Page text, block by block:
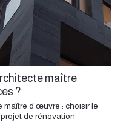
maître
?
en VEFA, transformer une boutique ou concevoir un restaurant relèvent pleinement de son domaine. Il intervient lorsque l’enjeu principal concerne l’usage, le confort, la cohérence intérieure et l’identité du lieu. Son regard permet de dépasser la simple addition de choix décoratifs. Il construit un projet dans son ensemble : organisation des volumes, circulation, lumière, mobilier, matières, ambiance, détails et accompagnement des décisions. Les étapes d’un projet d’architecture intérieure permettent de comprendre quand interviennent la conception, la consultation des entreprises et l’accompagnement du chantier. Cette approche donne une vraie continuité entre la conception et le quotidien. Quand choisir un architecte maître d’œuvre ? L’architecte maître d’œuvre s’impose naturellement lorsque le projet touche fortement au bâti. Une extension, une surélévation, une modification de façade, une construction neuve ou un projet soumis à permis de construire demandent une compétence architecturale globale et un cadre réglementaire précis. Son intervention permet d’inscrire le projet dans son environnement, dans la structure du bâtiment et dans les règles d’urbanisme. Il apporte une lecture complète de l’ouvrage. Dans une maison, il peut imaginer une extension cohérente avec l’existant. Dans un local professionnel, il peut accompagner une transformation impliquant l’enveloppe, les accès ou la destination du lieu. Dans un bâtiment ancien, il peut encadrer une intervention lourde touchant la structure ou les façades. Des missions complémentaires Dans certains projets, architecte d’intérieur et architecte maître d’œuvre travaillent ensemble. Cette collaboration crée une continuité précieuse entre l’échelle du bâtiment et l’échelle du vécu. L’architecte maître d’œuvre peut porter les sujets liés à l’enveloppe, à la structure, à l’urbanisme et au chantier global. L’architecte d’intérieur peut approfondir l’usage, les ambiances, les détails, les matériaux, le mobilier intégré et la relation sensible aux espaces. Cette complémentarité offre une grande richesse. Elle permet de concevoir un projet cohérent depuis l’extérieur jusqu’au détail intérieur, depuis l’implantation générale jusqu’à la poignée, depuis le volume construit jusqu’au plaisir d’habiter. La question du chantier Le chantier représente souvent une zone de confusion. Un architecte d’intérieur peut accompagner un projet jusqu’à sa réalisation selon la mission confiée : consultation des entreprises, analyse des devis, échanges avec les artisans, réunions de chantier, suivi des choix, cohérence esthétique et architecturale. Cette mission peut prendre la forme d’une assistance à maîtrise d’ouvrage, d’un accompagnement chantier ou d’un suivi architectural. L’architecte maître d’œuvre, dans une mission complète, porte une responsabilité plus structurée sur la direction et la coordination des travaux, selon le contrat signé. Le sujet essentiel reste toujours le même : définir clairement la mission dès le départ. Le bon contrat précise les étapes, les limites, les responsabilités, les livrables, les assurances et le rôle de chaque intervenant. Cette clarté donne un cadre serein au projet. La question de l’assurance L’assurance constitue un point important dans tout projet de rénovation ou de transformation. Chaque professionnel doit intervenir dans le cadre couvert par son assurance. Pour le client, cette vérification apporte de la sécurité. Elle permet de savoir quels types de missions sont pris en charge, quelles responsabilités sont couvertes et dans quel périmètre le professionnel accompagne le projet. Dans une rénovation intérieure, ce point mérite d’être abordé dès les premiers échanges. Une agence sérieuse explique clairement son cadre d’intervention, ses garanties, ses limites et les étapes proposées. Cette transparence participe à la qualité de la relation. La conception avant les travaux Quel que soit le professionnel choisi, un projet abouti commence par la conception. Avant de consulter des entreprises, il faut définir une intention claire. Avant de comparer des devis, il faut comprendre le projet. Avant de parler de chantier, il faut dessiner l’espace. Cette phase de réflexion permet d’évit